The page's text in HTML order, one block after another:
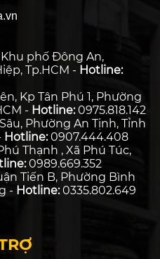
phố Đông An,
Tp.HCM - Hotline:
Kp Tân Phú 1, Phường
- Hotline:0975.818.142
Phường An Tịnh, Tỉnh
Hotline:0907.444.408
Thạnh , Xã Phú Túc,
0989.669.352
Tiến B, Phường Bình
- Hotline:0335.802.649